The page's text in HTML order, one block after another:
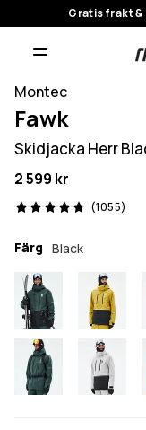
Gratis frakt
Montec
Fawk
Skidjacka Herr
2 599 kr
(1055)
1055 recensioner,
Färg Black